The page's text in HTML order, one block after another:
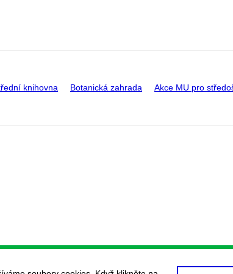
knihovna Botanická zahrada Akce MU pro